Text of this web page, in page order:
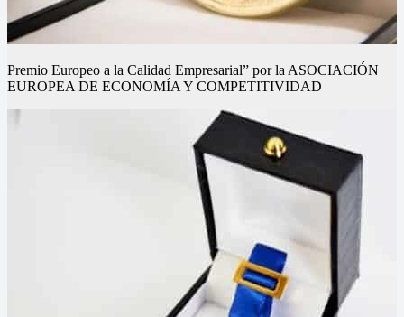
Premio Europeo a la Calidad Empresarial” por la ASOCIACIÓN
EUROPEA DE ECONOMÍA Y COMPETITIVIDAD